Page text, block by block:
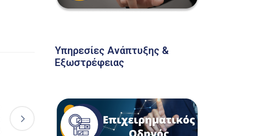
Υπηρεσίες Ανάπτυξης &
Εξωστρέφειας